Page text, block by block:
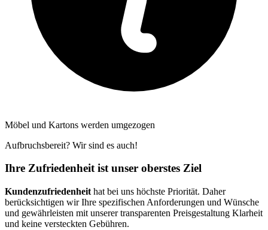
Möbel und Kartons werden umgezogen
Aufbruchsbereit? Wir sind es auch!
Ihre Zufriedenheit ist unser oberstes Ziel
Kundenzufriedenheit hat bei uns höchste Priorität. Daher
berücksichtigen wir Ihre spezifischen Anforderungen und Wünsche
und gewährleisten mit unserer transparenten Preisgestaltung Klarheit
und keine versteckten Gebühren.